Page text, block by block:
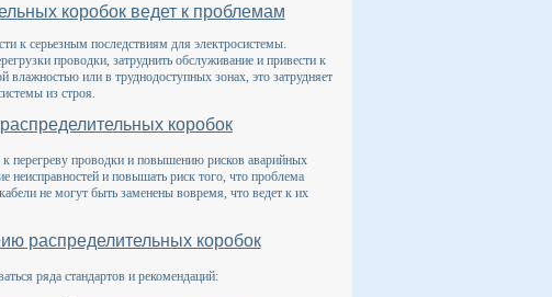
коробок ведет к проблемам
к серьезным последствиям для электросистемы.
проводки, затруднить обслуживание и привести к
влажностью или в труднодоступных зонах, это затрудняет
из строя.
коробок
перегреву проводки и повышению рисков аварийных
неисправностей и повышать риск того, что проблема
не могут быть заменены вовремя, что ведет к их
распределительных коробок
ряда стандартов и рекомендаций: